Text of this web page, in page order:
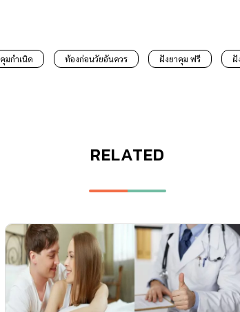
คุมกำเนิด ท้องก่อนวัยอันควร ฝังยาคุม ฟรี ฝั
RELATED